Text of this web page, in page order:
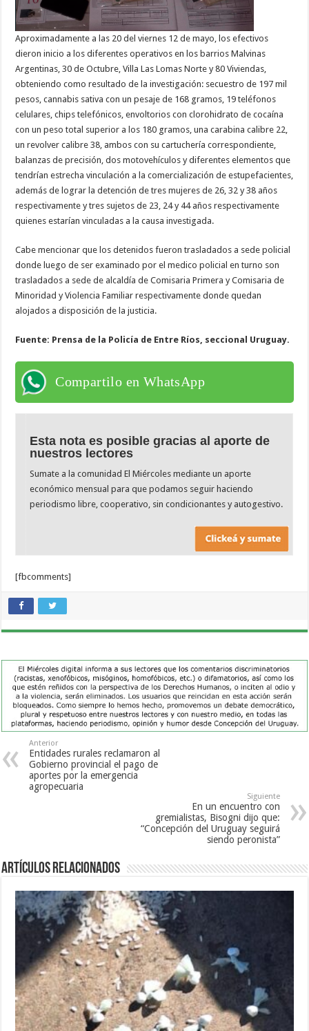
Aproximadamente a las 20 del viernes 12 de mayo, los efectivos
dieron inicio a los diferentes operativos en los barrios Malvinas
Argentinas, 30 de Octubre, Villa Las Lomas Norte y 80 Viviendas,
obteniendo como resultado de la investigación: secuestro de 197 mil
pesos, cannabis sativa con un pesaje de 168 gramos, 19 teléfonos
celulares, chips telefónicos, envoltorios con clorohidrato de cocaína
con un peso total superior a los 180 gramos, una carabina calibre 22,
un revolver calibre 38, ambos con su cartuchería correspondiente,
balanzas de precisión, dos motovehículos y diferentes elementos que
tendrían estrecha vinculación a la comercialización de estupefacientes,
además de lograr la detención de tres mujeres de 26, 32 y 38 años
respectivamente y tres sujetos de 23, 24 y 44 años respectivamente
quienes estarían vinculadas a la causa investigada.
Cabe mencionar que los detenidos fueron trasladados a sede policial
donde luego de ser examinado por el medico policial en turno son
trasladados a sede de alcaldía de Comisaria Primera y Comisaria de
Minoridad y Violencia Familiar respectivamente donde quedan
alojados a disposición de la justicia.
Fuente: Prensa de la Policía de Entre Ríos, seccional Uruguay.
Compartilo en WhatsApp
Esta nota es posible gracias al aporte de
nuestros lectores
Sumate a la comunidad El Miércoles mediante un aporte
económico mensual para que podamos seguir haciendo
periodismo libre, cooperativo, sin condicionantes y autogestivo.
[fbcomments]
Anterior
Entidades rurales reclamaron al
Gobierno provincial el pago de
aportes por la emergencia
agropecuaria
Siguiente
En un encuentro con
gremialistas, Bisogni dijo que:
“Concepción del Uruguay seguirá
siendo peronista”
Artículos Relacionados